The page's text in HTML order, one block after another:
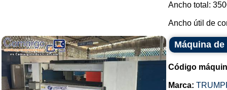
Ancho total:
Ancho útil de
Máquina
Código
Marca: